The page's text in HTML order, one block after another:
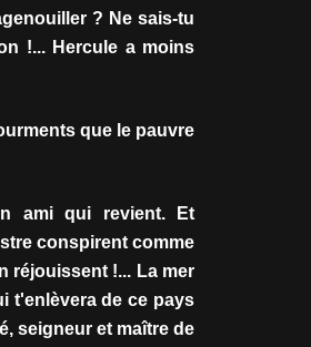
? Ne sais-tu
!... Hercule a moins
que le pauvre
ami qui revient. Et
conspirent comme
réjouissent !... La mer
t'enlèvera de ce pays
seigneur et maître de